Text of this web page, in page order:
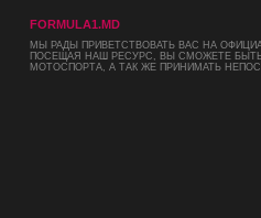
FORMULA1.MD
МЫ РАДЫ ПРИВЕТСТВОВАТЬ ВАС НА
ПОСЕЩАЯ НАШ РЕСУРС, ВЫ СМОЖЕТЕ
МОТОСПОРТА, А ТАК ЖЕ ПРИНИМАТЬ